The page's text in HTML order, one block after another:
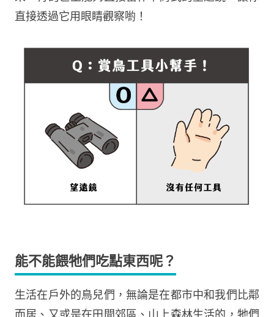
直接透過它用眼睛觀察喲！
能不能餵牠們吃點東西呢？
生活在戶外的鳥兒們，無論是在都市中和我們比鄰